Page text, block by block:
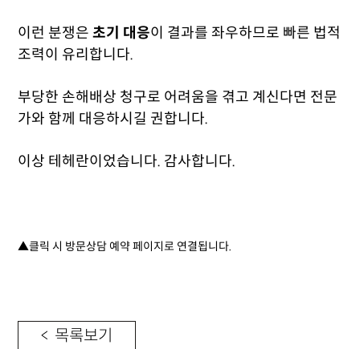
이런 분쟁은초기 대응이 결과를 좌우하므로 빠른 법적
조력이 유리합니다.
부당한 손해배상 청구로 어려움을 겪고 계신다면 전문
가와 함께 대응하시길 권합니다.
이상 테헤란이었습니다. 감사합니다.
▲클릭 시 방문상담 예약 페이지로 연결됩니다.
< 목록보기